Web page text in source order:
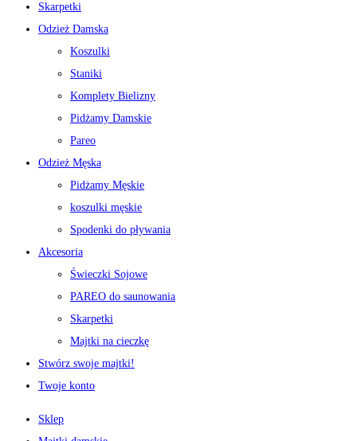
Skarpetki
Odzież Damska
Koszulki
Staniki
Komplety Bielizny
Pidżamy Damskie
Pareo
Odzież Męska
Pidżamy Męskie
koszulki męskie
Spodenki do pływania
Akcesoria
Świeczki Sojowe
PAREO do saunowania
Skarpetki
Majtki na cieczkę
Stwórz swoje majtki!
Twoje konto
Sklep